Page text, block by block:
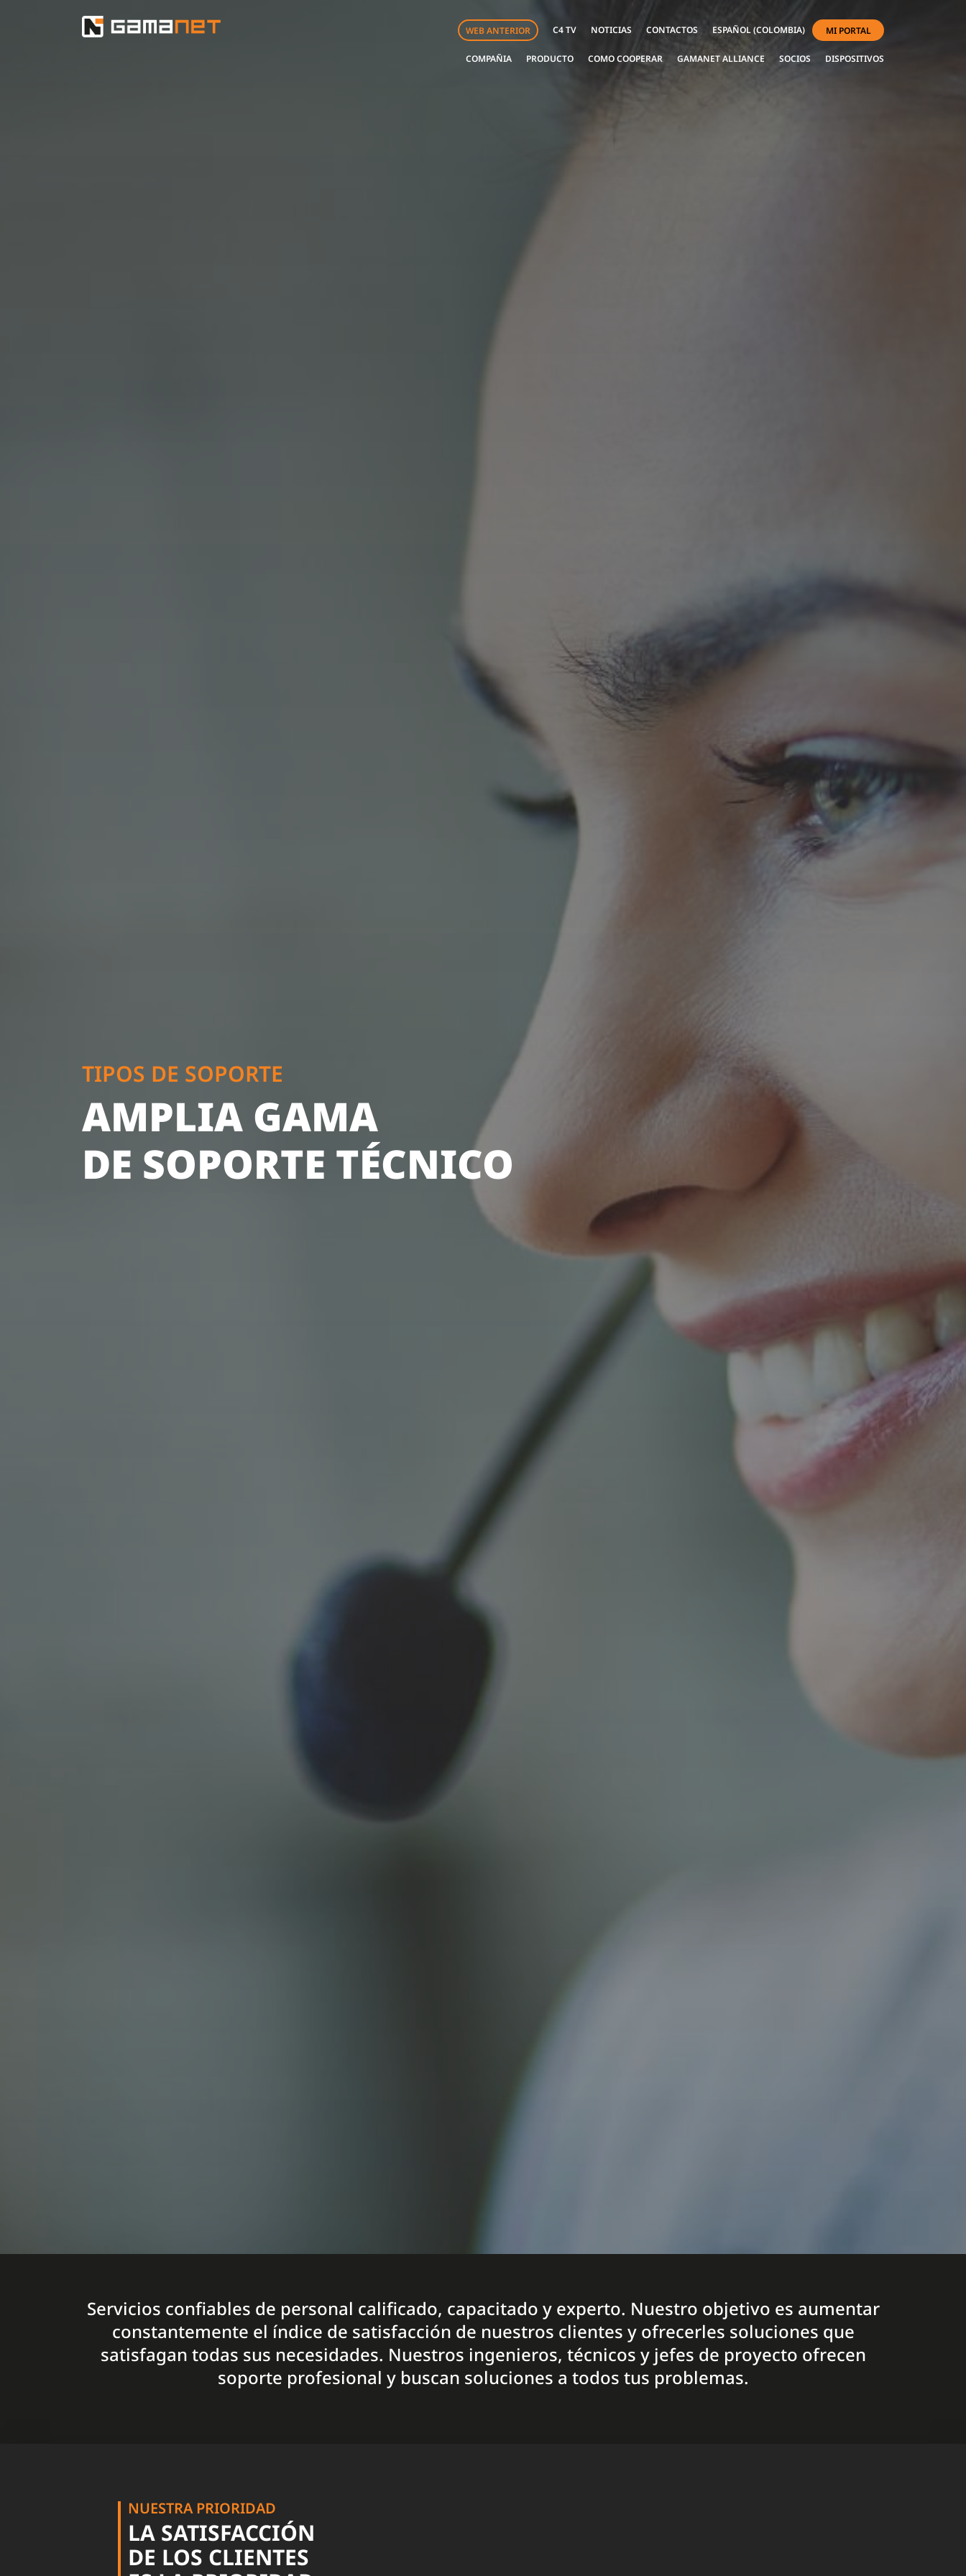
WEB ANTERIOR C4 TV NOTICIAS CONTACTOS ESPAÑOL (COLOMBIA) MI PORTAL
COMPAÑIA PRODUCTO COMO COOPERAR GAMANET ALLIANCE SOCIOS DISPOSITIVOS
TIPOS DE SOPORTE
AMPLIA GAMA
DE SOPORTE TÉCNICO
Servicios confiables de personal calificado, capacitado y experto. Nuestro objetivo es aumentar
constantemente el índice de satisfacción de nuestros clientes y ofrecerles soluciones que
satisfagan todas sus necesidades. Nuestros ingenieros, técnicos y jefes de proyecto ofrecen
soporte profesional y buscan soluciones a todos tus problemas.
NUESTRA PRIORIDAD
LA SATISFACCIÓN
DE LOS CLIENTES